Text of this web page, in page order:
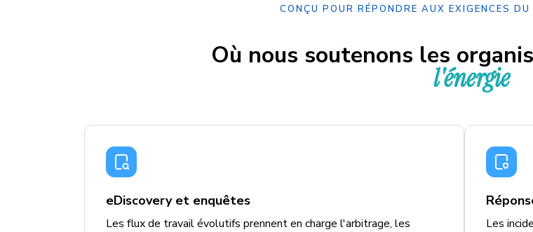
CONÇU POUR RÉPONDRE AUX EXIGENCES
Où nous soutenons les
l'énergie
eDiscovery et enquêtes
Les flux de travail évolutifs prennent en charge l'arbitrage, les
Les